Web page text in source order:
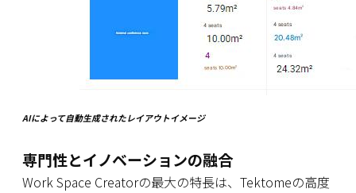
AIによって自動生成されたレイアウトイメージ
専門性とイノベーションの融合
Work Space Creatorの最大の特長は、Tektomeの高度